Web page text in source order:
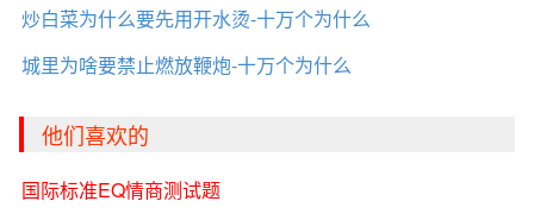
炒白菜为什么要先用开水烫-十万个为什么
城里为啥要禁止燃放鞭炮-十万个为什么
他们喜欢的
国际标准EQ情商测试题